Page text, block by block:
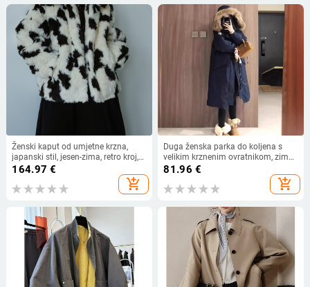
Ženski kaput od umjetne krzna,
japanski stil, jesen-zima, retro kroj,
vitka silueta, rever
164.97 €
add_shopping_cart
Duga ženska parka do koljena s
velikim krznenim ovratnikom, zima
2025, korejski stil, opuštena silueta,
pamuka
81.96 €
add_shopping_cart